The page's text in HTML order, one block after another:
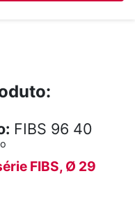
FIBS 96 40
FIBS, Ø 29